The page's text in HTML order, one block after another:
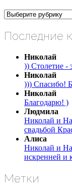
Рубрики
Последние
Николай
)) Столетие -
Николай
))) Спасибо!
Николай
Благодарю! )
Людмила
Николай и
свадьбой
Алиса
Николай и
искренней и
Метки